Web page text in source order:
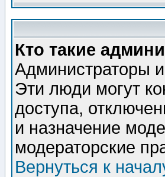
Кто такие
Администраторы
Эти люди могут
доступа,
и назначение
модераторские
Вернуться к